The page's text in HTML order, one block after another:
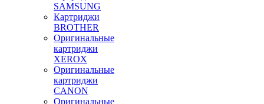
SAMSUNG
Картриджи
BROTHER
Оригинальные
картриджи
XEROX
Оригинальные
картриджи
CANON
Оригинальные